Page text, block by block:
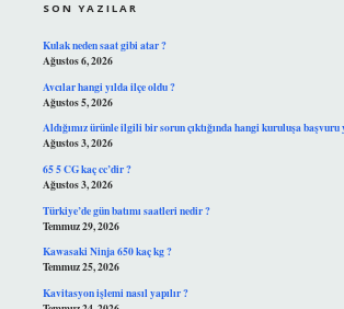
SON YAZILAR
Kulak neden saat gibi atar ?
Ağustos 6, 2026
Avcılar hangi yılda ilçe oldu ?
Ağustos 5, 2026
Aldığımız ürünle ilgili bir sorun çıktığında hangi kuruluşa başvuru
Ağustos 3, 2026
65 5 CG kaç cc’dir ?
Ağustos 3, 2026
Türkiye’de gün batımı saatleri nedir ?
Temmuz 29, 2026
Kawasaki Ninja 650 kaç kg ?
Temmuz 25, 2026
Kavitasyon işlemi nasıl yapılır ?